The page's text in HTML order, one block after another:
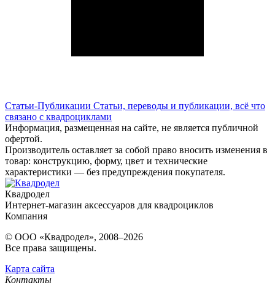
Статьи-Публикации Статьи, переводы и публикации, всё что
связано с квадроциклами
Информация, размещенная на сайте, не является публичной
офертой.
Производитель оставляет за собой право вносить изменения в
товар: конструкцию, форму, цвет и технические
характеристики — без предупреждения покупателя.
Квадродел
Интернет-магазин аксессуаров для квадроциклов
Компания
© ООО «Квадродел», 2008–2026
Все права защищены.
Карта сайта
Контакты